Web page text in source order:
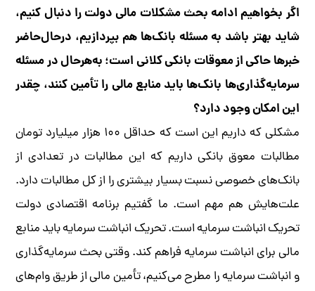
اگر بخواهیم ادامه بحث مشکلات مالی دولت را دنبال کنیم،
شاید بهتر باشد به مسئله بانک‌ها هم بپردازیم، درحال‌حاضر
خبرها حاکی از معوقات بانکی کلانی است؛ به‌هرحال در مسئله
سرمایه‌گذاری‌ها بانک‌ها باید منابع مالی را تأمین کنند، چقدر
این امکان وجود دارد؟
مشکلی که داریم این است که حداقل ۱۰۰ هزار میلیارد تومان
مطالبات معوق بانکی داریم که این مطالبات در تعدادی از
بانک‌های خصوصی نسبت بسیار بیشتری را از کل مطالبات دارد.
علت‌هایش هم مهم است. ما گفتیم برنامه اقتصادی دولت
تحریک انباشت سرمایه است. تحریک انباشت سرمایه باید منابع
مالی برای انباشت سرمایه فراهم کند. وقتی بحث سرمایه‌گذاری
و انباشت سرمایه را مطرح می‌کنیم، تأمین مالی از طریق وام‌های